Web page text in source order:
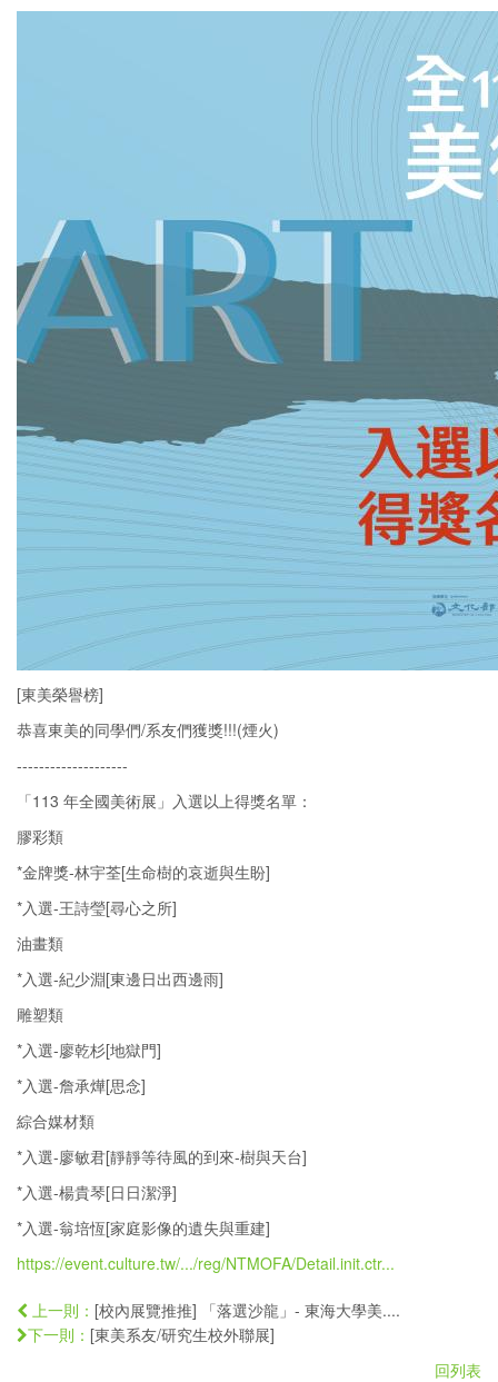
[東美榮譽榜]
恭喜東美的同學們/系友們獲獎!!!(煙火)
--------------------
「113 年全國美術展」入選以上得獎名單：
膠彩類
*金牌獎-林宇荃[生命樹的哀逝與生盼]
*入選-王詩瑩[尋心之所]
油畫類
*入選-紀少淵[東邊日出西邊雨]
雕塑類
*入選-廖乾杉[地獄門]
*入選-詹承燁[思念]
綜合媒材類
*入選-廖敏君[靜靜等待風的到來-樹與天台]
*入選-楊貴琴[日日潔淨]
*入選-翁培恆[家庭影像的遺失與重建]
https://event.culture.tw/.../reg/NTMOFA/Detail.init.ctr...
上一則： [校內展覽推推] 「落選沙龍」- 東海大學美....
下一則： [東美系友/研究生校外聯展]
回列表